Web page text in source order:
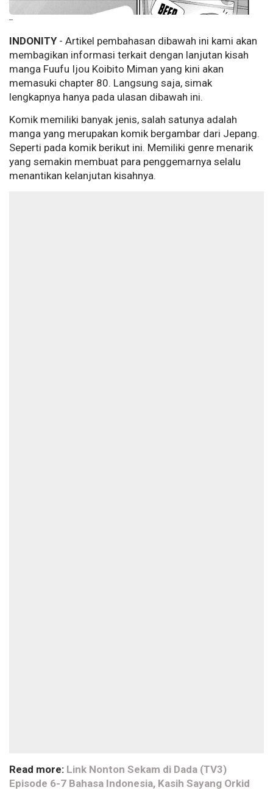
--
INDONITY - Artikel pembahasan dibawah ini kami akan
membagikan informasi terkait dengan lanjutan kisah
manga Fuufu Ijou Koibito Miman yang kini akan
memasuki chapter 80. Langsung saja, simak
lengkapnya hanya pada ulasan dibawah ini.
Komik memiliki banyak jenis, salah satunya adalah
manga yang merupakan komik bergambar dari Jepang.
Seperti pada komik berikut ini. Memiliki genre menarik
yang semakin membuat para penggemarnya selalu
menantikan kelanjutan kisahnya.
Read more: Link Nonton Sekam di Dada (TV3)
Episode 6-7 Bahasa Indonesia, Kasih Sayang Orkid